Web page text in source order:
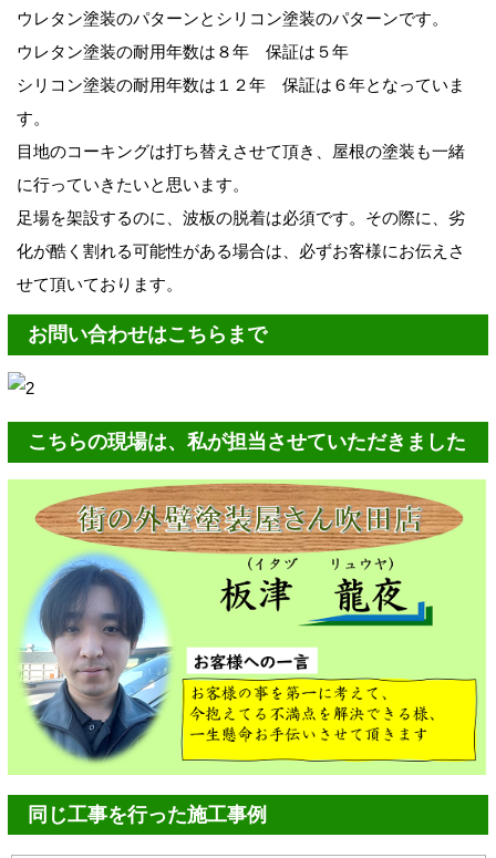
ウレタン塗装のパターンとシリコン塗装のパターンです。
ウレタン塗装の耐用年数は８年保証は５年
シリコン塗装の耐用年数は１２年保証は６年となっていま
す。
目地のコーキングは打ち替えさせて頂き、屋根の塗装も一緒
に行っていきたいと思います。
足場を架設するのに、波板の脱着は必須です。その際に、劣
化が酷く割れる可能性がある場合は、必ずお客様にお伝えさ
せて頂いております。
お問い合わせはこちらまで
こちらの現場は、私が担当させていただきました
同じ工事を行った施工事例